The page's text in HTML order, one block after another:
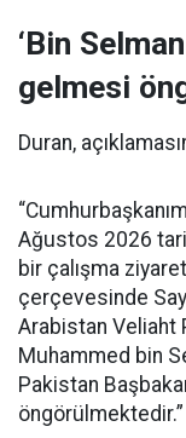
‘Bin
gelmesi
Duran,
Ağustos 2026
bir çalışma
çerçevesinde
Arabistan Veliaht
Muhammed bin
Pakistan
öngörülmektedir.”